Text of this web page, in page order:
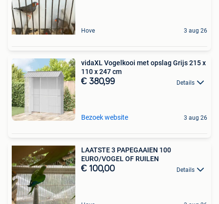
Hove 3 aug 26
vidaXL Vogelkooi met opslag Grijs 215 x
110 x 247 cm
€ 380,99 Details
Bezoek website 3 aug 26
LAATSTE 3 PAPEGAAIEN 100
EURO/VOGEL OF RUILEN
€ 100,00 Details